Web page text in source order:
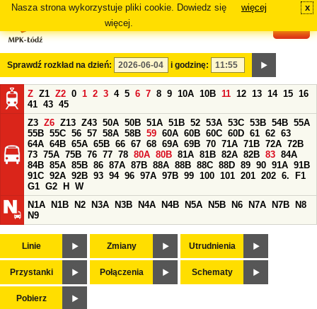
Nasza strona wykorzystuje pliki cookie. Dowiedz się
więcej.
więcej x
Sprawdź rozkład na dzień: i godzinę:
Z Z1 Z2 0 1 2 3 4 5 6 7 8 9 10A 10B 11 12 13 14 15 16
41 43 45
Z3 Z6 Z13 Z43 50A 50B 51A 51B 52 53A 53C 53B 54B 55A
55B 55C 56 57 58A 58B 59 60A 60B 60C 60D 61 62 63
64A 64B 65A 65B 66 67 68 69A 69B 70 71A 71B 72A 72B
73 75A 75B 76 77 78 80A 80B 81A 81B 82A 82B 83 84A
84B 85A 85B 86 87A 87B 88A 88B 88C 88D 89 90 91A 91B
91C 92A 92B 93 94 96 97A 97B 99 100 101 201 202 6.
F1
G1 G2 H
W
N1A
N1B N2 N3A N3B N4A N4B N5A N5B N6 N7A N7B
N8
N9
Linie Zmiany Utrudnienia
Przystanki Połączenia Schematy
Pobierz